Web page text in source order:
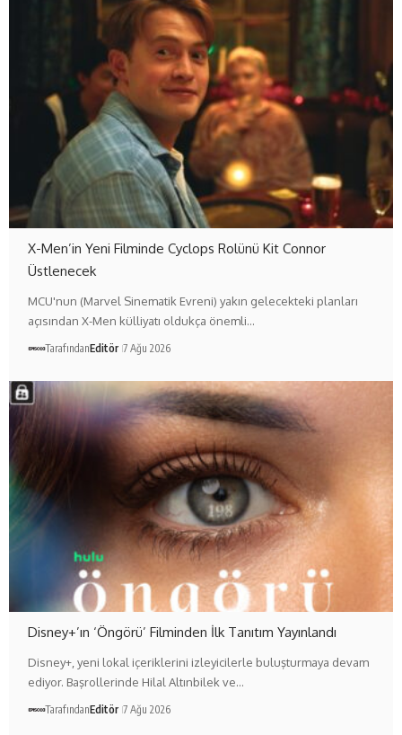
X-Men’in Yeni Filminde Cyclops Rolünü Kit Connor
Üstlenecek
MCU'nun (Marvel Sinematik Evreni) yakın gelecekteki planları
açısından X-Men külliyatı oldukça önemli…
TarafındanEditör 7 Ağu 2026
Disney+’ın ‘Öngörü’ Filminden İlk Tanıtım Yayınlandı
Disney+, yeni lokal içeriklerini izleyicilerle buluşturmaya devam
ediyor. Başrollerinde Hilal Altınbilek ve…
TarafındanEditör 7 Ağu 2026